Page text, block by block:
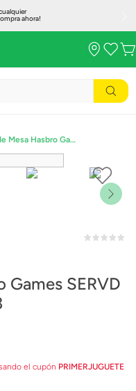
ahora!
Juego de Mesa Hasbro Games SERVD Edición Parejas G3533
Games SERVD
el cupón PRIMERJUGUETE